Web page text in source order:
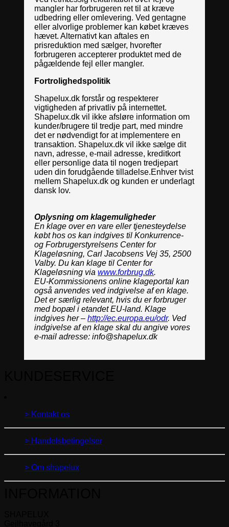
mangler har forbrugeren ret til at kræve
udbedring eller omlevering. Ved gentagne
eller alvorlige problemer kan købet kræves
hævet. Alternativt kan aftales en
prisreduktion med sælger, hvorefter
forbrugeren accepterer produktet med de
pågældende fejl eller mangler.
Fortrolighedspolitik
Shapelux.dk forstår og respekterer
vigtigheden af privatliv på internettet.
Shapelux.dk vil ikke afsløre information om
kunder/brugere til tredje part, med mindre
det er nødvendigt for at implementere en
transaktion. Shapelux.dk vil ikke sælge dit
navn, adresse, e-mail adresse, kreditkort
eller personlige data til nogen tredjepart
uden din forudgående tilladelse.Enhver tvist
mellem Shapelux.dk og kunden er underlagt
dansk lov.
Oplysning om klagemuligheder
En klage over en vare eller tjenesteydelse
købt hos os kan indgives til Konkurrence-
og Forbrugerstyrelsens Center for
Klageløsning, Carl Jacobsens Vej 35, 2500
Valby. Du kan klage til Center for
Klageløsning viawww.forbrug.dk.
EU-Kommissionens online klageportal kan
også anvendes ved indgivelse af en klage.
Det er særlig relevant, hvis du er forbruger
med bopæl i etandet EU-land. Klage
indgives her –http://ec.europa.eu/odr. Ved
indgivelse af en klage skal du angive vores
e-mail adresse: info@shapelux.dk
> Kontakt os
> Handelsbetingelser
> Om shapelux